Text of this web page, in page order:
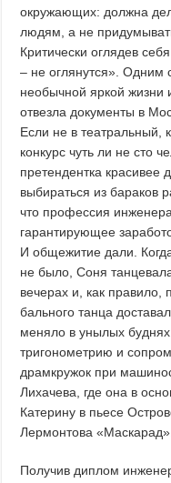
окружающих: должна
людям, а не
Критически оглядев
– не оглянутся». Одним
необычной яркой жизни
отвезла документы в
Если не в театральный,
конкурс чуть ли не сто
претендентка красивее
выбираться из бараков
что профессия
гарантирующее
И общежитие дали.
не было, Соня
вечерах и, как
бального танца
меняло в унылых
тригонометрию и
драмкружок при
Лихачева, где она в
Катерину в пьесе
Лермонтова «Маскарад».
Получив диплом